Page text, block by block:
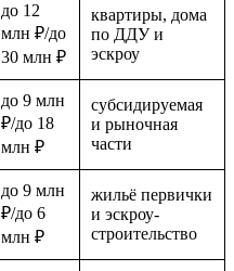
до 12
млн ₽/до
30 млн ₽
квартиры, дома
по ДДУ и
эскроу
до 9 млн
₽/до 18
млн ₽
субсидируемая
и рыночная
части
до 9 млн
₽/до 6
млн ₽
жильё первички
и эскроу-
строительство